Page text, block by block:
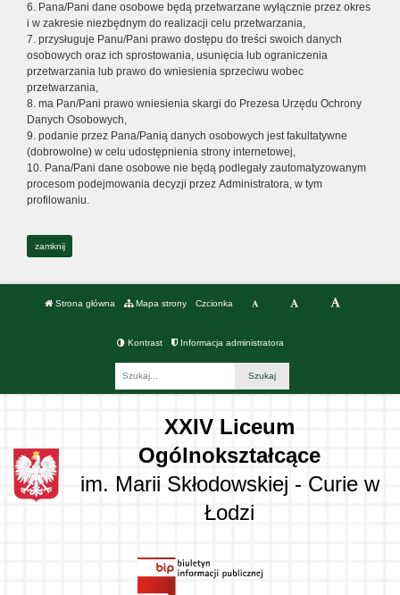
6. Pana/Pani dane osobowe będą przetwarzane wyłącznie przez okres
i w zakresie niezbędnym do realizacji celu przetwarzania,
7. przysługuje Panu/Pani prawo dostępu do treści swoich danych
osobowych oraz ich sprostowania, usunięcia lub ograniczenia
przetwarzania lub prawo do wniesienia sprzeciwu wobec
przetwarzania,
8. ma Pan/Pani prawo wniesienia skargi do Prezesa Urzędu Ochrony
Danych Osobowych,
9. podanie przez Pana/Panią danych osobowych jest fakultatywne
(dobrowolne) w celu udostępnienia strony internetowej,
10. Pana/Pani dane osobowe nie będą podlegały zautomatyzowanym
procesom podejmowania decyzji przez Administratora, w tym
profilowaniu.
zamknij
Strona główna Mapa strony Czcionka
Kontrast Informacja administratora
XXIV Liceum
Ogólnokształcące
im. Marii Skłodowskiej - Curie w
Łodzi